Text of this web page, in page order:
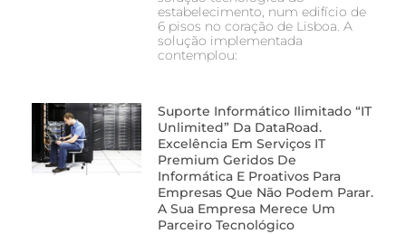
estabelecimento, num edifício de
6 pisos no coração de Lisboa. A
solução implementada
contemplou:
Suporte Informático Ilimitado “IT
Unlimited” Da DataRoad.
Excelência Em Serviços IT
Premium Geridos De
Informática E Proativos Para
Empresas Que Não Podem Parar.
A Sua Empresa Merece Um
Parceiro Tecnológico